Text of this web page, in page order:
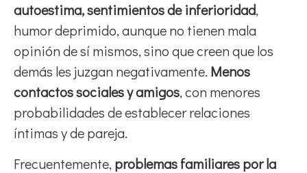
autoestima, sentimientos de inferioridad,
humor deprimido, aunque no tienen mala
opinión de sí mismos, sino que creen que los
demás les juzgan negativamente. Menos
contactos sociales y amigos, con menores
probabilidades de establecer relaciones
íntimas y de pareja.
Frecuentemente, problemas familiares por la